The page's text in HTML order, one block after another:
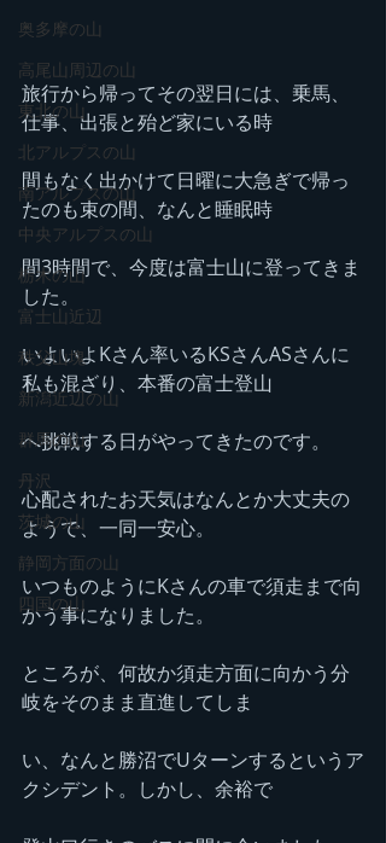
奥多摩の山
高尾山周辺の山
東北の山
北アルプスの山
南アルプスの山
中央アルプスの山
栃木の山
富士山近辺
秩父山塊
新潟近辺の山
群馬の山
丹沢
茨城の山
静岡方面の山
四国の山
旅行から帰ってその翌日には、乗馬、
仕事、出張と殆ど家にいる時
間もなく出かけて日曜に大急ぎで帰っ
たのも束の間、なんと睡眠時
間3時間で、今度は富士山に登ってきま
した。
いよいよKさん率いるKSさんASさんに
私も混ざり、本番の富士登山
へ挑戦する日がやってきたのです。
心配されたお天気はなんとか大丈夫の
ようで、一同一安心。
いつものようにKさんの車で須走まで向
かう事になりました。
ところが、何故か須走方面に向かう分
岐をそのまま直進してしま
い、なんと勝沼でUターンするというア
クシデント。しかし、余裕で